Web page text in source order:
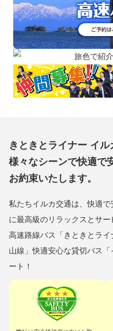
きときとライナー イル
様々なシーンで快適で
お約束いたします。
私たちイルカ交通は、快適
に最高級のリラックスとサー
高速路線バス「きときとラ
山線」快適安心な貸切バス
ート！